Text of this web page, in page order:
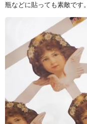
瓶などに貼っても素敵です。